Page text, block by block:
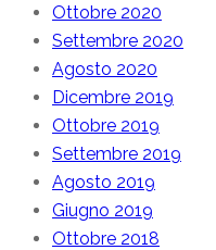
Ottobre 2020
Settembre 2020
Agosto 2020
Dicembre 2019
Ottobre 2019
Settembre 2019
Agosto 2019
Giugno 2019
Ottobre 2018